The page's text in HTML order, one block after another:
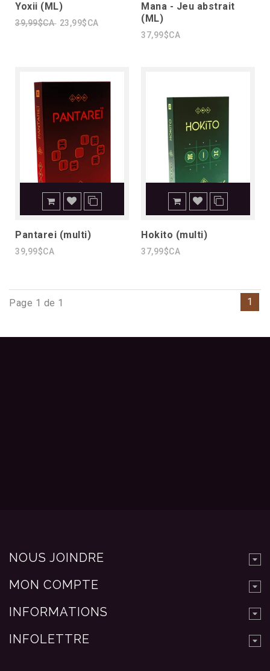
Yoxii (ML)
39,99$CA 23,99$CA
Mana - Jeu abstrait
(ML)
37,99$CA
Pantarei (multi)
39,99$CA
Hokito (multi)
37,99$CA
Page 1 de 1 1
NOUS JOINDRE
MON COMPTE
INFORMATIONS
INFOLETTRE